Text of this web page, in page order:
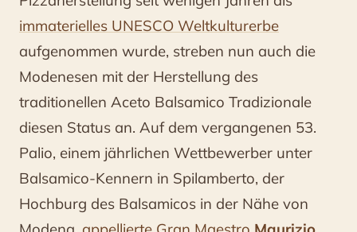
Weltkulterbe?
immaterielles UNESCO Weltkulturerbe
aufgenommen wurde, streben nun auch die
Modenesen mit der Herstellung des
traditionellen Aceto Balsamico Tradizionale
diesen Status an. Auf dem vergangenen 53.
Palio, einem jährlichen Wettbewerber unter
Balsamico-Kennern in Spilamberto, der
Hochburg des Balsamicos in der Nähe von